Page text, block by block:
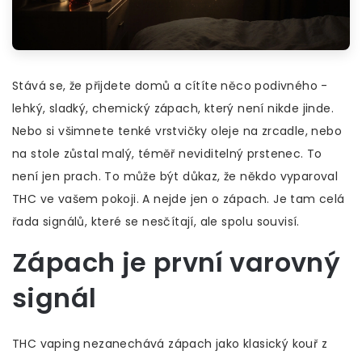
Stává se, že přijdete domů a cítíte něco podivného -
lehký, sladký, chemický zápach, který není nikde jinde.
Nebo si všimnete tenké vrstvičky oleje na zrcadle, nebo
na stole zůstal malý, téměř neviditelný prstenec. To
není jen prach. To může být důkaz, že někdo vyparoval
THC ve vašem pokoji. A nejde jen o zápach. Je tam celá
řada signálů, které se nesčítají, ale spolu souvisí.
Zápach je první varovný
signál
THC vaping nezanechává zápach jako klasický kouř z